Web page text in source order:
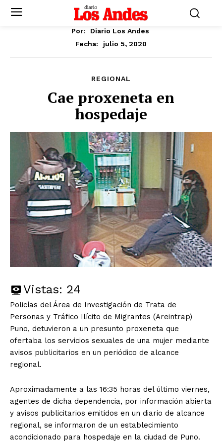
Por:
Diario Los Andes
Fecha:
julio 5, 2020
REGIONAL
Cae proxeneta en
hospedaje
Vistas: 24
Policías del Área de Investigación de Trata de
Personas y Tráfico Ilícito de Migrantes (Areintrap)
Puno, detuvieron a un presunto proxeneta que
ofertaba los servicios sexuales de una mujer mediante
avisos publicitarios en un periódico de alcance
regional.
Aproximadamente a las 16:35 horas del último viernes,
agentes de dicha dependencia, por información abierta
y avisos publicitarios emitidos en un diario de alcance
regional, se informaron de un establecimiento
acondicionado para hospedaje en la ciudad de Puno.